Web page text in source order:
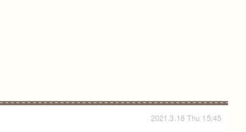
2021.3.18 Thu 15:45